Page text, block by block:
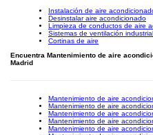
Instalación de aire
Desinstalar aire acondicionado
Limpieza de conductos de aire
Sistemas de ventilación industrial
Cortinas de aire
Encuentra Mantenimiento de aire
Madrid
Mantenimiento de aire
Mantenimiento de aire
Mantenimiento de aire
Mantenimiento de aire
Mantenimiento de aire